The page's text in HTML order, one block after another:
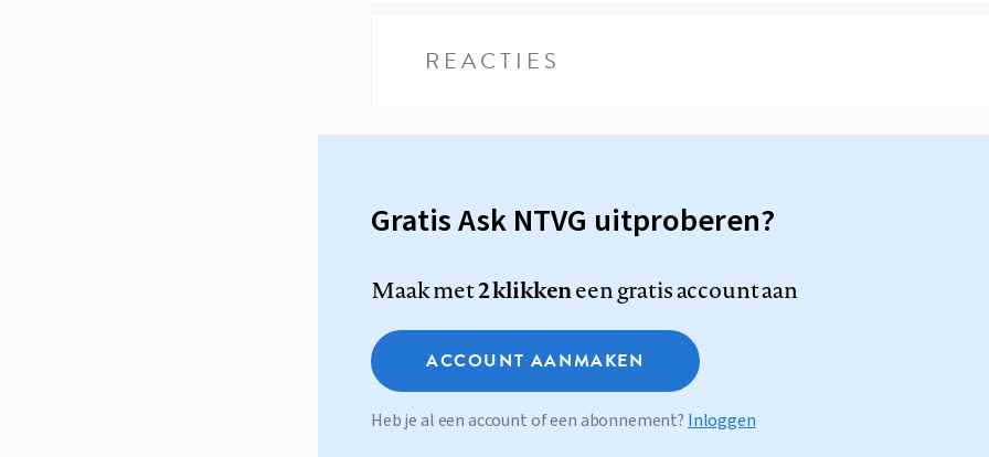
REACTIES
Gratis Ask NTVG uitproberen?
Maak met2 klikkeneen gratis account aan
ACCOUNT AANMAKEN
Heb je al een account of een abonnement? Inloggen